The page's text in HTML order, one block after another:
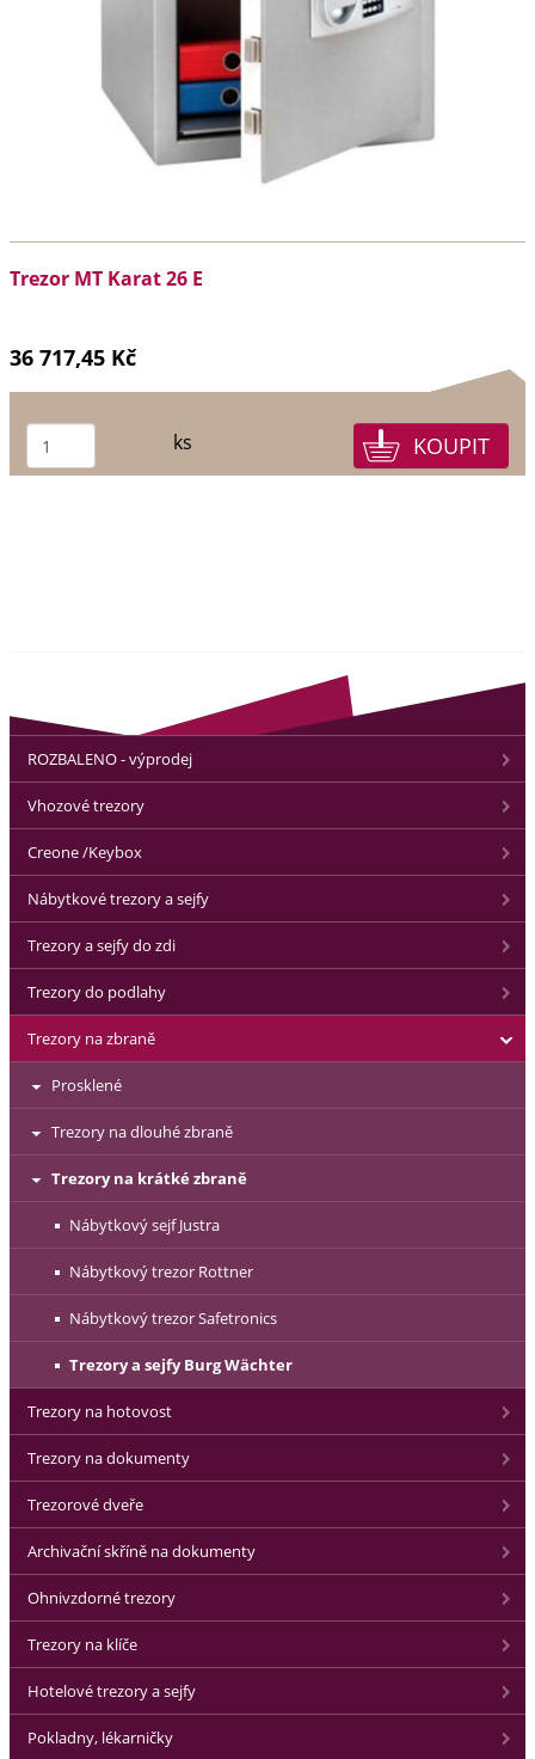
Trezor MT Karat 26 E
36 717,45 Kč
ks
ROZBALENO - výprodej
Vhozové trezory
Creone /Keybox
Nábytkové trezory a sejfy
Trezory a sejfy do zdi
Trezory do podlahy
Trezory na zbraně
Prosklené
Trezory na dlouhé zbraně
Trezory na krátké zbraně
Nábytkový sejf Justra
Nábytkový trezor Rottner
Nábytkový trezor Safetronics
Trezory a sejfy Burg Wächter
Trezory na hotovost
Trezory na dokumenty
Trezorové dveře
Archivační skříně na dokumenty
Ohnivzdorné trezory
Trezory na klíče
Hotelové trezory a sejfy
Pokladny, lékarničky